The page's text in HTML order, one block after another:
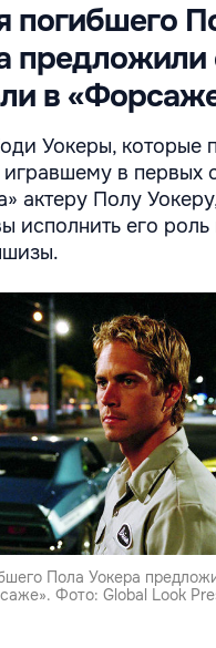
погибшего
предложили
в
Уокеры, которые
в первых
актеру Полу
исполнить его
Пола Уокера
Фото: Global Look